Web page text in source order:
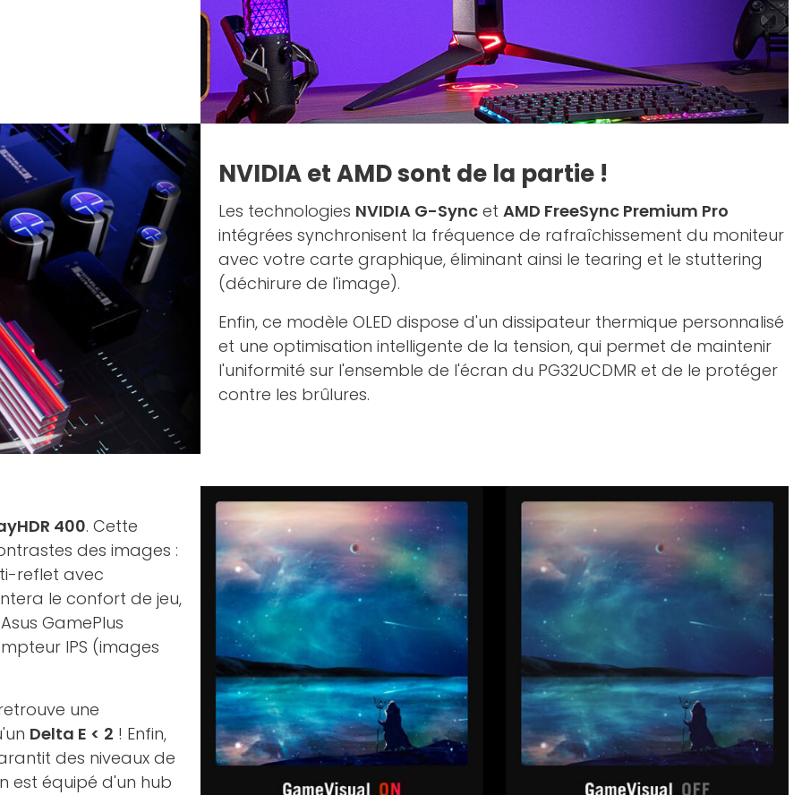
NVIDIA et AMD sont de la partie !
Les technologies NVIDIA G-Sync et AMD FreeSync Premium Pro
intégrées synchronisent la fréquence de rafraîchissement du moniteur
avec votre carte graphique, éliminant ainsi le tearing et le stuttering
(déchirure de l'image).
Enfin, ce modèle OLED dispose d'un dissipateur thermique personnalisé
et une optimisation intelligente de la tension, qui permet de maintenir
l'uniformité sur l'ensemble de l'écran du PG32UCDMR et de le protéger
contre les brûlures.
400. Cette
des images :
reflet avec
le confort de jeu,
GamePlus
IPS (images
une
Delta E < 2 ! Enfin,
des niveaux de
est équipé d'un hub